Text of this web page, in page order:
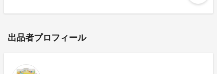
出品者プロフィール